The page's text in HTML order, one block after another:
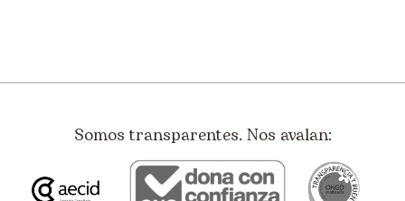
Somos transparentes. Nos avalan: